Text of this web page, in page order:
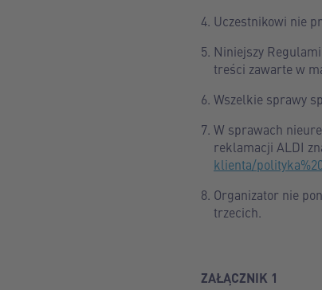
Uczestnikowi nie
Niniejszy
treści zawarte w
Wszelkie sprawy
W sprawach
reklamacji ALDI
klienta/
Organizator nie
trzecich.
ZAŁĄCZNIK 1